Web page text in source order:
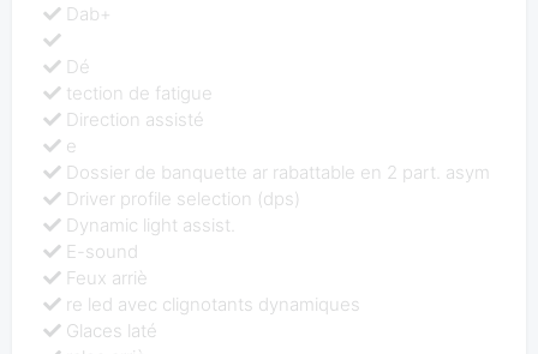
Dab+
Dé
tection de fatigue
Direction assisté
e
Dossier de banquette ar rabattable en 2 part. asym
Driver profile selection (dps)
Dynamic light assist.
E-sound
Feux arriè
re led avec clignotants dynamiques
Glaces laté